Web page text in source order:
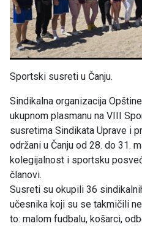
Sportski susreti u Čanju.
Sindikalna organizacija
ukupnom plasmanu na VIII
susretima Sindikata Uprave i
održani u Čanju od 28. do 31.
kolegijalnost i sportsku
članovi.
Susreti su okupili 36
učesnika koji su se takmičili
to: malom fudbalu, košarci,